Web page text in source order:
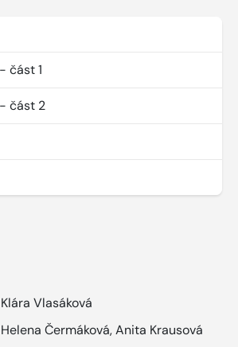
část 1
část 2
Klára Vlasáková
Helena Čermáková,Anita Krausová